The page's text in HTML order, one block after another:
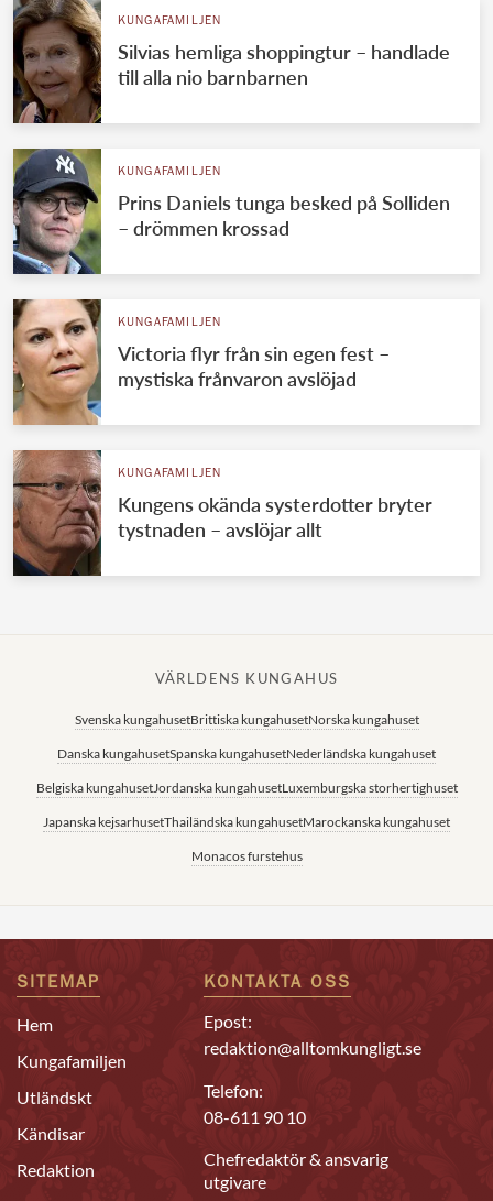
KUNGAFAMILJEN
Silvias hemliga shoppingtur – handlade
till alla nio barnbarnen
KUNGAFAMILJEN
Prins Daniels tunga besked på Solliden
– drömmen krossad
KUNGAFAMILJEN
Victoria flyr från sin egen fest –
mystiska frånvaron avslöjad
KUNGAFAMILJEN
Kungens okända systerdotter bryter
tystnaden – avslöjar allt
VÄRLDENS KUNGAHUS
Svenska kungahusetBrittiska kungahusetNorska kungahuset
Danska kungahusetSpanska kungahusetNederländska kungahuset
Belgiska kungahusetJordanska kungahusetLuxemburgska storhertighuset
Japanska kejsarhusetThailändska kungahusetMarockanska kungahuset
Monacos furstehus
SITEMAP
Hem
Kungafamiljen
Utländskt
Kändisar
Redaktion
KONTAKTA OSS
Epost:
redaktion@alltomkungligt.se
Telefon:
08-611 90 10
Chefredaktör & ansvarig
utgivare